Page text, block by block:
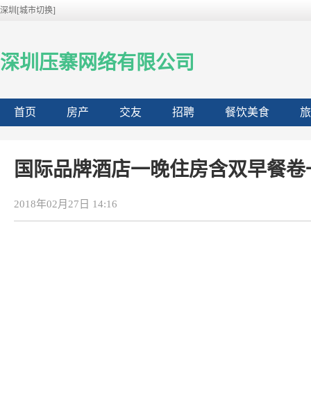
深圳[城市切换]
深圳压寨网络有限公司
首页 房产 交友 招聘 餐饮美食
国际品牌酒店一晚住房含双早餐
2018年02月27日 14:16